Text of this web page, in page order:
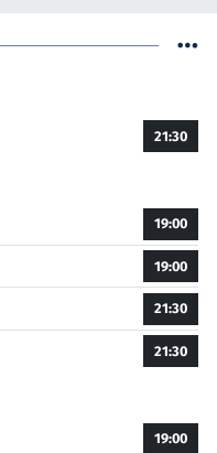
21:30
19:00
19:00
21:30
21:30
19:00